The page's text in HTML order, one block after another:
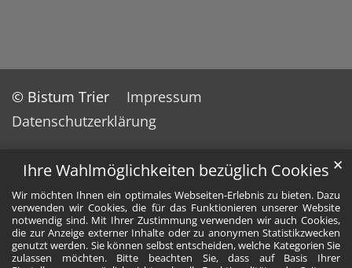
Ihre Wahlmöglichkeiten bezüglich Cookies
Wir möchten Ihnen ein optimales Webseiten-Erlebnis zu bieten. Dazu
verwenden wir Cookies, die für das Funktionieren unserer Website
notwendig sind. Mit Ihrer Zustimmung verwenden wir auch Cookies,
die zur Anzeige externer Inhalte oder zu anonymen Statistikzwecken
genutzt werden. Sie können selbst entscheiden, welche Kategorien Sie
zulassen möchten. Bitte beachten Sie, dass auf Basis Ihrer
✕
© Bistum Trier
Impressum
Datenschutzerklärung